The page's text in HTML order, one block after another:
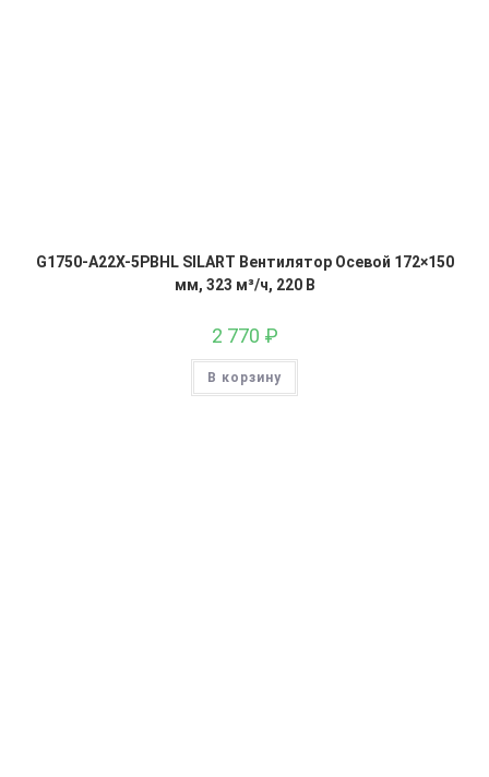
G1750-A22X-5PBHL SILART Вентилятор Осевой 172×150
мм, 323 м³/ч, 220 В
2 770 ₽
В корзину